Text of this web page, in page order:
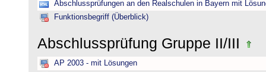
Abschlussprüfungen an den Realschulen in Bayern mit
Funktionsbegriff (Überblick)
Abschlussprüfung Gruppe II/III
AP 2003 - mit Lösungen